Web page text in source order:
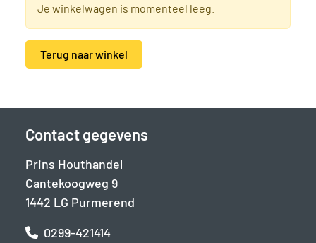
Je winkelwagen is momenteel leeg.
Terug naar winkel
Contact gegevens
Prins Houthandel
Cantekoogweg 9
1442 LG Purmerend
0299-421414